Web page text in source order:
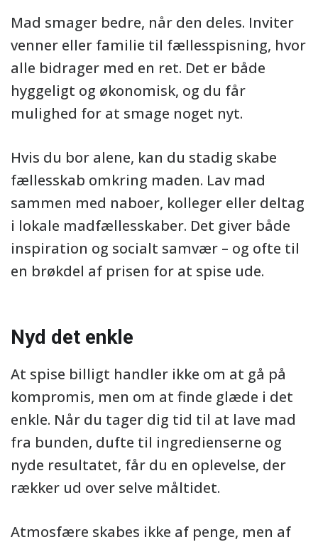
Mad smager bedre, når den deles. Inviter
venner eller familie til fællesspisning, hvor
alle bidrager med en ret. Det er både
hyggeligt og økonomisk, og du får
mulighed for at smage noget nyt.
Hvis du bor alene, kan du stadig skabe
fællesskab omkring maden. Lav mad
sammen med naboer, kolleger eller deltag
i lokale madfællesskaber. Det giver både
inspiration og socialt samvær – og ofte til
en brøkdel af prisen for at spise ude.
Nyd det enkle
At spise billigt handler ikke om at gå på
kompromis, men om at finde glæde i det
enkle. Når du tager dig tid til at lave mad
fra bunden, dufte til ingredienserne og
nyde resultatet, får du en oplevelse, der
rækker ud over selve måltidet.
Atmosfære skabes ikke af penge, men af